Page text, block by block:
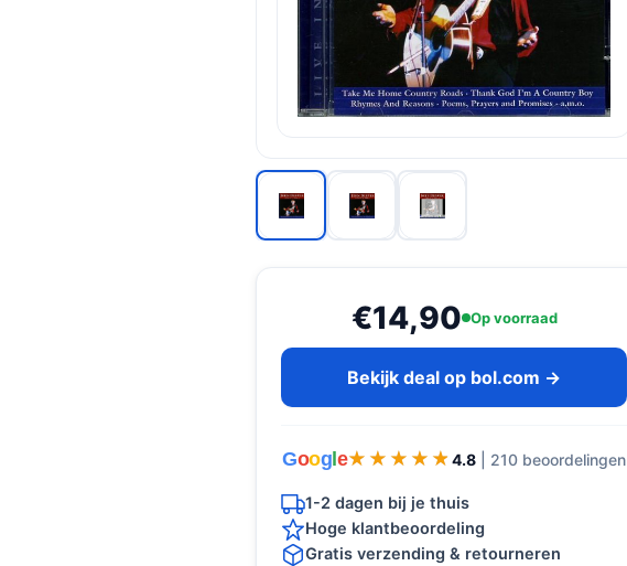
€14,90 Op voorraad
Bekijk deal op bol.com →
Goog e★★★★★
★★★★★ 4.8 | 210 beoordelingen
1-2 dagen bij je thuis
Hoge klantbeoordeling
Gratis verzending & retourneren